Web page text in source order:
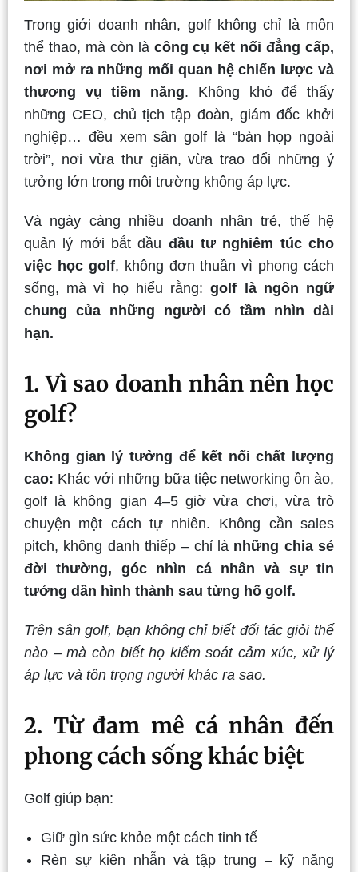
Trong giới doanh nhân, golf không chỉ là môn
thể thao, mà còn là công cụ kết nối đẳng cấp,
nơi mở ra những mối quan hệ chiến lược và
thương vụ tiềm năng. Không khó để thấy
những CEO, chủ tịch tập đoàn, giám đốc khởi
nghiệp… đều xem sân golf là “bàn họp ngoài
trời”, nơi vừa thư giãn, vừa trao đổi những ý
tưởng lớn trong môi trường không áp lực.
Và ngày càng nhiều doanh nhân trẻ, thế hệ
quản lý mới bắt đầu đầu tư nghiêm túc cho
việc học golf, không đơn thuần vì phong cách
sống, mà vì họ hiểu rằng:golf là ngôn ngữ
chung của những người có tầm nhìn dài
hạn.
1. Vì sao doanh nhân nên học
golf?
Không gian lý tưởng để kết nối chất lượng
cao: Khác với những bữa tiệc networking ồn ào,
golf là không gian 4–5 giờ vừa chơi, vừa trò
chuyện một cách tự nhiên. Không cần sales
pitch, không danh thiếp – chỉ là những chia sẻ
đời thường, góc nhìn cá nhân và sự tin
tưởng dần hình thành sau từng hố golf.
Trên sân golf, bạn không chỉ biết đối tác giỏi thế
nào – mà còn biết họ kiểm soát cảm xúc, xử lý
áp lực và tôn trọng người khác ra sao.
2. Từ đam mê cá nhân đến
phong cách sống khác biệt
Golf giúp bạn:
Giữ gìn sức khỏe một cách tinh tế
Rèn sự kiên nhẫn và tập trung – kỹ năng